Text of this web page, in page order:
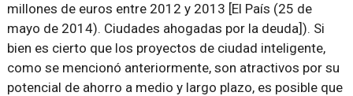
millones de euros entre 2012 y 2013 [El País (25 de
mayo de 2014). Ciudades ahogadas por la deuda]). Si
bien es cierto que los proyectos de ciudad inteligente,
como se mencionó anteriormente, son atractivos por su
potencial de ahorro a medio y largo plazo, es posible que